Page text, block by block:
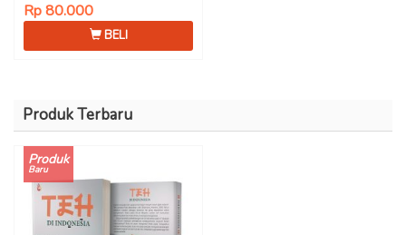
Rp 80.000
BELI
Produk Terbaru
Produk
Baru